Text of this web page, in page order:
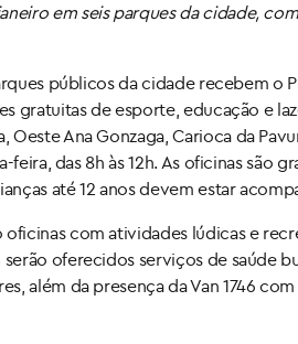
em seis parques da cidade,
públicos da cidade recebem o
gratuitas de esporte, educação e
Oeste Ana Gonzaga, Carioca da
feira, das 8h às 12h. As oficinas são
até 12 anos devem estar
com atividades lúdicas e
oferecidos serviços de saúde
além da presença da Van 1746